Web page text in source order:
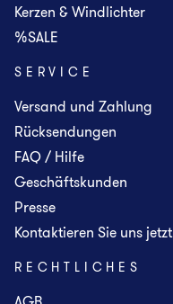
Kerzen & Windlichter
%SALE
SERVICE
Versand und Zahlung
Rücksendungen
FAQ / Hilfe
Geschäftskunden
Presse
Kontaktieren Sie uns jetzt
RECHTLICHES